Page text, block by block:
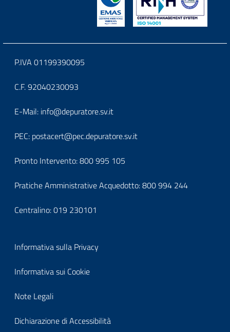
Block
it-
block-
footerindirizzo
P.IVA 01199390095
C.F. 92040230093
Block
it-
block-
footercontatti
E-Mail: info@depuratore.sv.it
PEC: postacert@pec.depuratore.sv.it
Pronto Intervento:800 995 105
Pratiche Amministrative Acquedotto:800 994 244
Centralino:019 230101
Block
it-
block-
footerprivacy
Informativa sulla Privacy
Informativa sui Cookie
Note Legali
Dichiarazione di Accessibilità